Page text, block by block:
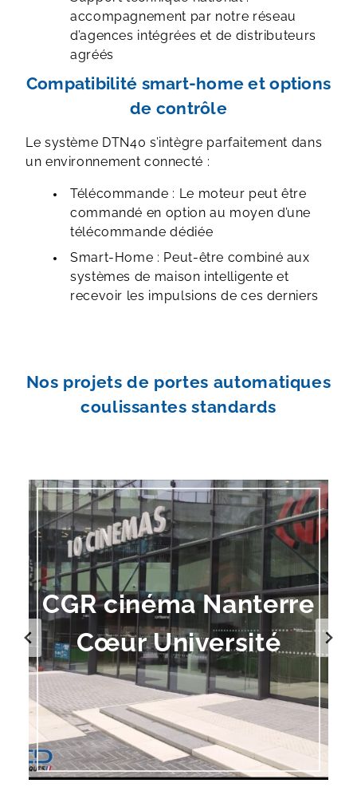
accompagnement par notre réseau
d’agences intégrées et de distributeurs
agréés
Compatibilité smart-home et options
de contrôle
Le système DTN40 s’intègre parfaitement dans
un environnement connecté :
Télécommande : Le moteur peut être
commandé en option au moyen d’une
télécommande dédiée
Smart-Home : Peut-être combiné aux
systèmes de maison intelligente et
recevoir les impulsions de ces derniers
Nos projets de portes automatiques
coulissantes standards
CGR cinéma Nanterre
Cœur Université